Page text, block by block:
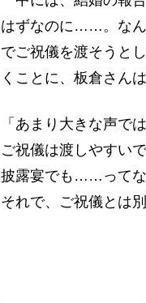
はずなのに……。なん
でご祝儀を渡そうと
くことに、板倉さん
「あまり大きな声で
ご祝儀は渡しやすい
披露宴でも……ってな
それで、ご祝儀とは